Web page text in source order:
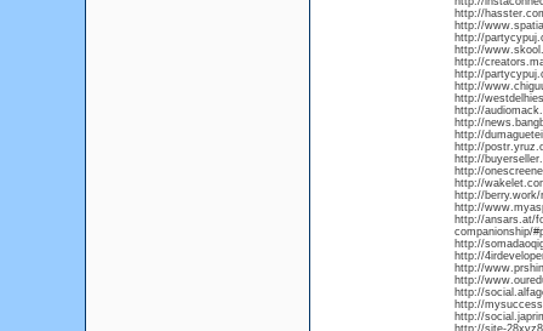
http://
http://
http://
http://
http://
http://
http://
http://
http://
http://
http://
http://
http://
http://
http://
http://berry.work/
http://
http://ansars.at/
companionship/
http://
http://
http://
http://
http://
http://
http://
http://site-